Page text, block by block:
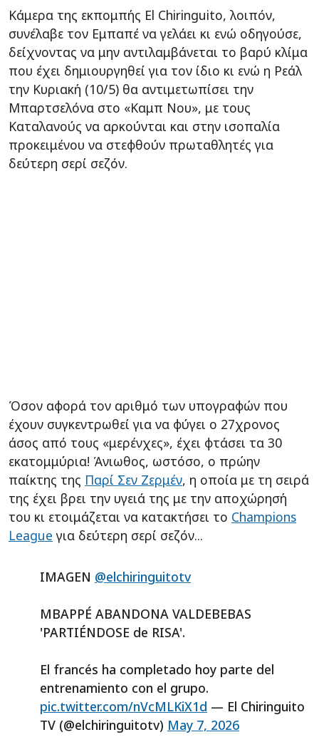
Κάμερα της εκπομπής El Chiringuito, λοιπόν,
συνέλαβε τον Εμπαπέ να γελάει κι ενώ οδηγούσε,
δείχνοντας να μην αντιλαμβάνεται το βαρύ κλίμα
που έχει δημιουργηθεί για τον ίδιο κι ενώ η Ρεάλ
την Κυριακή (10/5) θα αντιμετωπίσει την
Μπαρτσελόνα στο «Καμπ Νου», με τους
Καταλανούς να αρκούνται και στην ισοπαλία
προκειμένου να στεφθούν πρωταθλητές για
δεύτερη σερί σεζόν.
Όσον αφορά τον αριθμό των υπογραφών που
έχουν συγκεντρωθεί για να φύγει ο 27χρονος
άσος από τους «μερένχες», έχει φτάσει τα 30
εκατομμύρια! Άνιωθος, ωστόσο, ο πρώην
παίκτης της Παρί Σεν Ζερμέν, η οποία με τη σειρά
της έχει βρει την υγειά της με την αποχώρησή
του κι ετοιμάζεται να κατακτήσει το Champions
League για δεύτερη σερί σεζόν...
IMAGEN @elchiringuitotv
MBAPPÉ ABANDONA VALDEBEBAS
'PARTIÉNDOSE de RISA'.
El francés ha completado hoy parte del
entrenamiento con el grupo.
pic.twitter.com/nVcMLKiX1d — El Chiringuito
TV (@elchiringuitotv) May 7, 2026